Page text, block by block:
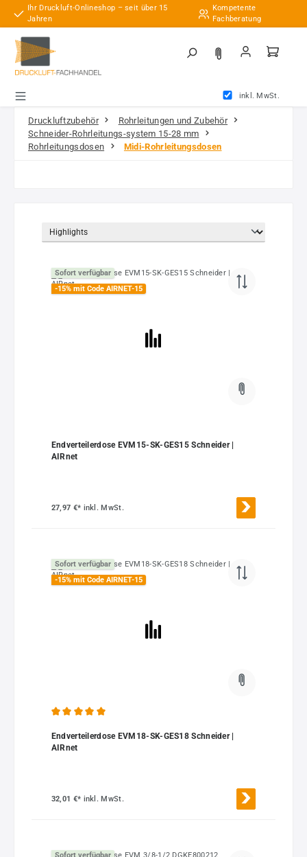
Zum Hauptinhalt springen
Ihr Druckluft-Onlineshop – seit über 15
Jahren
Kompetente
Fachberatung
inkl. MwSt.
Druckluftzubehör
Rohrleitungen und Zubehör
Schneider-Rohrleitungs-system 15-28 mm
Rohrleitungsdosen
Midi-Rohrleitungsdosen
Sofort verfügbar
-15% mit Code AIRNET-15
Endverteilerdose EVM15-SK-GES15 Schneider |
AIRnet
27,97 €* inkl. MwSt.
Sofort verfügbar
-15% mit Code AIRNET-15
Endverteilerdose EVM18-SK-GES18 Schneider |
AIRnet
32,01 €* inkl. MwSt.
Sofort verfügbar